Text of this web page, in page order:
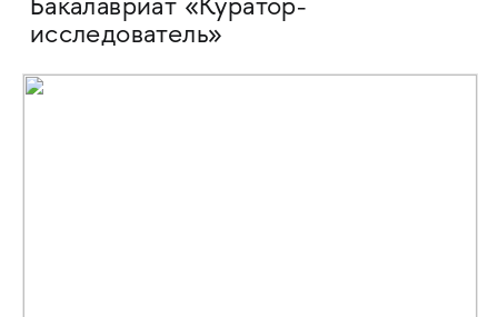
Бакалавриат «Куратор-
исследователь»